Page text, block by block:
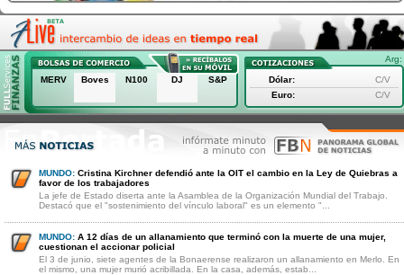
Arg:
MERV Boves N100 DJ S&P Dólar:
C/V
Euro:
C/V
MUNDO: Cristina Kirchner defendió ante la OIT el cambio en la Ley de Quiebras a
favor de los trabajadores
La jefe de Estado diserta ante la Asamblea de la Organización Mundial del Trabajo.
Destacó que el "sostenimiento del vínculo laboral" es un elemento "...
MUNDO: A 12 días de un allanamiento que terminó con la muerte de una mujer,
cuestionan el accionar policial
El 3 de junio, siete agentes de la Bonaerense realizaron un allanamiento en Merlo. En
el mismo, una mujer murió acribillada. En la casa, además, estab...